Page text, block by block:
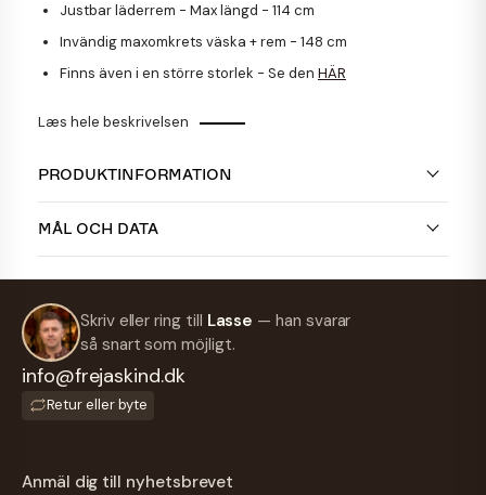
Justbar läderrem - Max längd - 114 cm
Invändig maxomkrets väska + rem - 148 cm
Finns även i en större storlek - Se den HÄR
Læs hele beskrivelsen
PRODUKTINFORMATION
MÅL OCH DATA
Skriv eller ring till Lasse — han svarar
så snart som möjligt.
info@frejaskind.dk
Retur eller byte
Anmäl dig till nyhetsbrevet